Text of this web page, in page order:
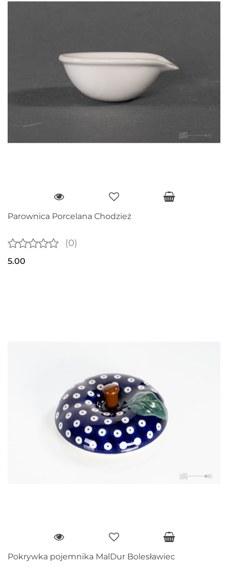
Parownica Porcelana Chodzież
(0)
5.00
Pokrywka pojemnika MalDur Bolesławiec